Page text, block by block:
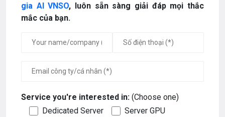
gia AI VNSO, luôn sẵn sàng giải đáp mọi thắc
mắc của bạn.
Service you're interested in: (Choose one)
Dedicated Server
Server GPU